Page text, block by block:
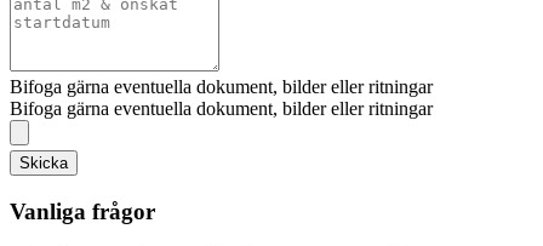
Bifoga gärna eventuella dokument, bilder eller ritningar
Bifoga gärna eventuella dokument, bilder eller ritningar
Skicka
Vanliga frågor